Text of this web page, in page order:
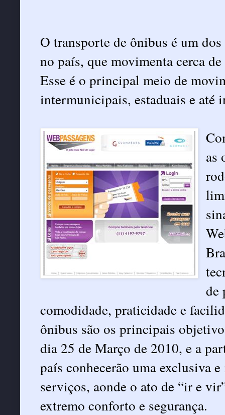
O transporte de ônibus é um
no país, que movimenta cerca
Esse é o principal meio de
intermunicipais, estaduais e até
as
de
comodidade, praticidade e
ônibus são os principais
dia 25 de Março de 2010, e a
país conhecerão uma exclusiva
serviços, aonde o ato de “ir e
extremo conforto e segurança.